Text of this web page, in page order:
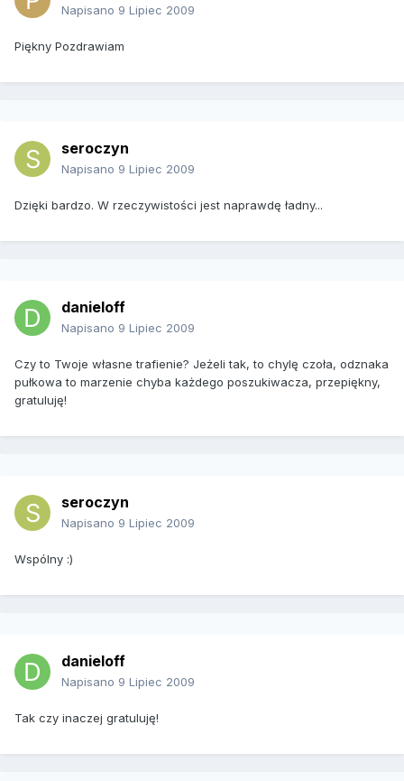
Napisano 9 Lipiec 2009
Piękny Pozdrawiam
seroczyn
Napisano 9 Lipiec 2009
Dzięki bardzo. W rzeczywistości jest naprawdę ładny...
danieloff
Napisano 9 Lipiec 2009
Czy to Twoje własne trafienie? Jeżeli tak, to chylę czoła, odznaka
pułkowa to marzenie chyba każdego poszukiwacza, przepiękny,
gratuluję!
seroczyn
Napisano 9 Lipiec 2009
Wspólny :)
danieloff
Napisano 9 Lipiec 2009
Tak czy inaczej gratuluję!